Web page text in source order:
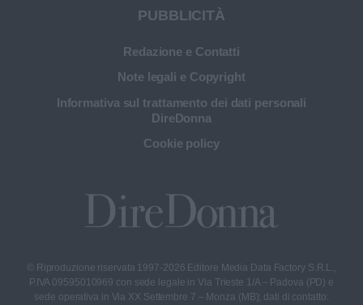
PUBBLICITÀ
Redazione e Contatti
Note legali e Copyright
Informativa sul trattamento dei dati personali
DireDonna
Cookie policy
© Riproduzione riservata 1997-2026 Editore Media Data Factory S.R.L.,
P.IVA 09595010969 con sede legale in Via Trieste 1/A – Padova (PD) e
sede operativa in Via XX Settembre 7 – Monza (MB); dati di contatto: